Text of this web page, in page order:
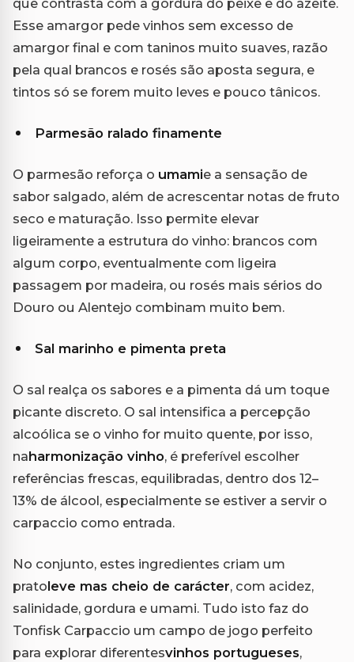
que contrasta com a gordura do peixe e do azeite.
Esse amargor pede vinhos sem excesso de
amargor final e com taninos muito suaves, razão
pela qual brancos e rosés são aposta segura, e
tintos só se forem muito leves e pouco tânicos.
Parmesão ralado finamente
O parmesão reforça o umamie a sensação de
sabor salgado, além de acrescentar notas de fruto
seco e maturação. Isso permite elevar
ligeiramente a estrutura do vinho: brancos com
algum corpo, eventualmente com ligeira
passagem por madeira, ou rosés mais sérios do
Douro ou Alentejo combinam muito bem.
Sal marinho e pimenta preta
O sal realça os sabores e a pimenta dá um toque
picante discreto. O sal intensifica a percepção
alcoólica se o vinho for muito quente, por isso,
naharmonização vinho, é preferível escolher
referências frescas, equilibradas, dentro dos 12–
13% de álcool, especialmente se estiver a servir o
carpaccio como entrada.
No conjunto, estes ingredientes criam um
pratoleve mas cheio de carácter, com acidez,
salinidade, gordura e umami. Tudo isto faz do
Tonfisk Carpaccio um campo de jogo perfeito
para explorar diferentesvinhos portugueses,